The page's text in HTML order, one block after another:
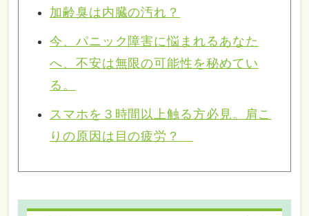
加齢臭は内臓の汚れ？
今、パニック障害に悩まれるあなた
へ、不安は無限の可能性を秘めてい
る。
スマホを３時間以上触る方必見。肩こ
りの原因は目の疲労？